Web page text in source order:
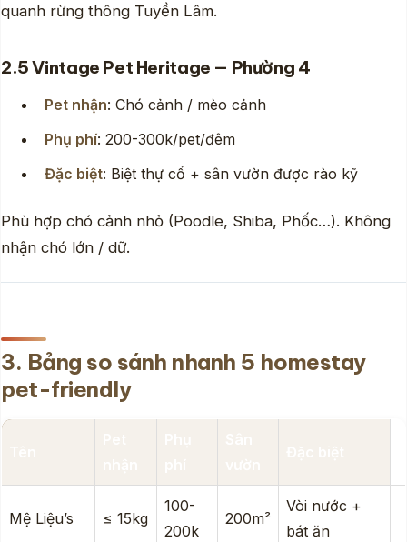
quanh rừng thông Tuyền Lâm.
2.5 Vintage Pet Heritage — Phường 4
Pet nhận: Chó cảnh / mèo cảnh
Phụ phí: 200-300k/pet/đêm
Đặc biệt: Biệt thự cổ + sân vườn được rào kỹ
Phù hợp chó cảnh nhỏ (Poodle, Shiba, Phốc…). Không
nhận chó lớn / dữ.
3. Bảng so sánh nhanh 5 homestay
pet-friendly
Mệ Liệu’s ≤ 15kg
100-
200k
200m²
Vòi nước +
bát ăn